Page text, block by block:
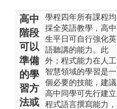
高中
階段
可以
準備
的學
習方
法或
學程四年所有課程均
採全英語教學，高中
生平日可自行強化英
語聽講的能力。此
外；程式能力在人工
智慧領域的學習是一
個必要的技能，建議
高中同學可先行建立
程式語言撰寫能力，